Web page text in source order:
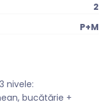
2
P+M
nivele:
bucătărie +